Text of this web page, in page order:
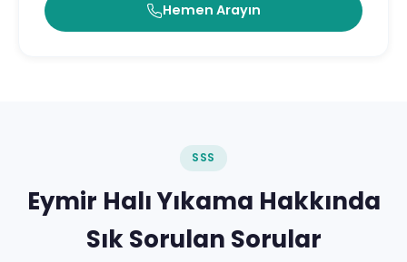
Hemen Arayın
SSS
Eymir Halı Yıkama Hakkında
Sık Sorulan Sorular